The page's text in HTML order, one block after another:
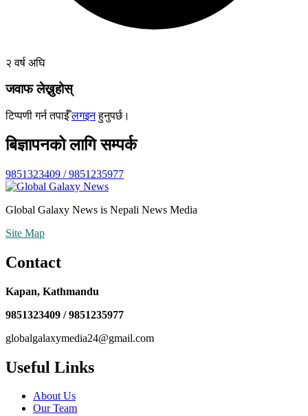
२ वर्ष अघि
जवाफ लेख्नुहोस्
टिप्पणी गर्न तपाईँलगइनहुनुपर्छ।
बिज्ञापनको लागि सम्पर्क
9851323409 / 9851235977
Global Galaxy News is Nepali News Media
Site Map
Contact
Kapan, Kathmandu
9851323409 / 9851235977
globalgalaxymedia24@gmail.com
Useful Links
About Us
Our Team